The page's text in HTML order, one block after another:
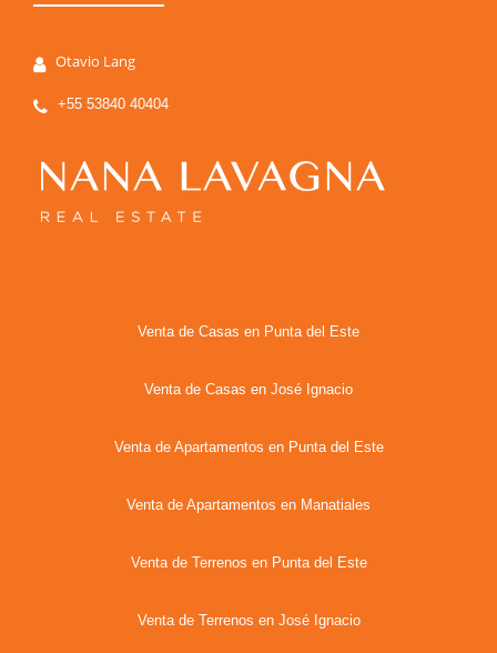
Otavio Lang
+55 53840 40404
Venta de Casas en Punta del Este
Venta de Casas en José Ignacio
Venta de Apartamentos en Punta del Este
Venta de Apartamentos en Manatiales
Venta de Terrenos en Punta del Este
Venta de Terrenos en José Ignacio